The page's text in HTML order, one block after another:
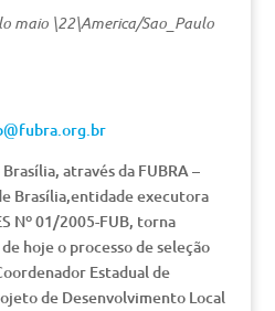
maio \22\America/Sao_Paulo
através da FUBRA –
Brasília,entidade executora
Nº 01/2005-FUB, torna
hoje o processo de seleção
Estadual de
de Desenvolvimento Local